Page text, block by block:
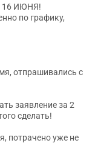
16 ИЮНЯ!
по графику,
отпрашивались с
заявление за 2
сделать!
потрачено уже не